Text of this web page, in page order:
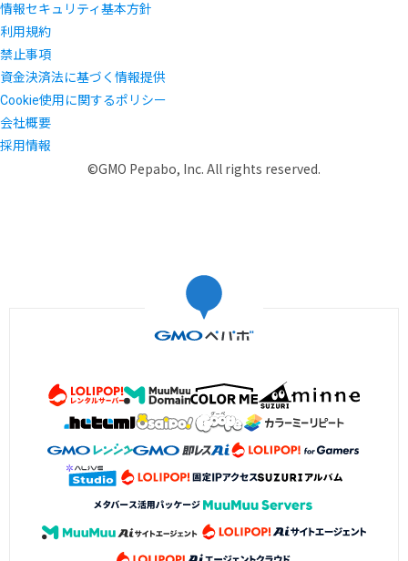
情報セキュリティ基本方針
利用規約
禁止事項
資金決済法に基づく情報提供
Cookie使用に関するポリシー
会社概要
採用情報
©GMO Pepabo, Inc. All rights reserved.